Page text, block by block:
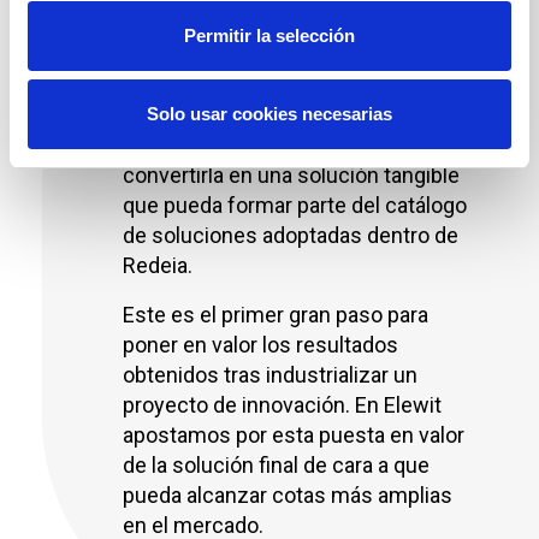
Permitir la selección
Solo usar cookies necesarias
3. Impulso y
crecimiento
Evolucionamos la idea inicial hasta
convertirla en una solución tangible
que pueda formar parte del catálogo
de soluciones adoptadas dentro de
Redeia.
Este es el primer gran paso para
poner en valor los resultados
obtenidos tras industrializar un
proyecto de innovación. En Elewit
apostamos por esta puesta en valor
de la solución final de cara a que
pueda alcanzar cotas más amplias
en el mercado.